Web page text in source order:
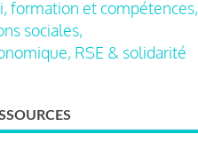
formation et compétences,
sociales,
RSE & solidarité